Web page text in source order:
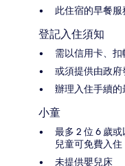
此住宿的早餐服
登記入住須知
需以信用卡、
或須提供由政
辦理入住手續的
小童
最多 2 位 6 歲
兒童可免費入住
未提供嬰兒床